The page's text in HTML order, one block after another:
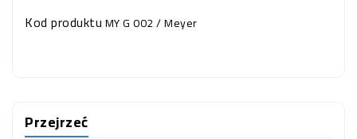
Kod produktuMY G 002 / Meyer
Przejrzeć